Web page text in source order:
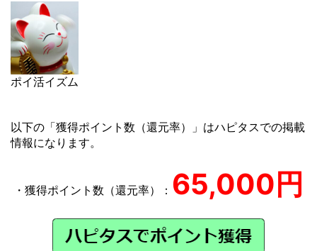
ポイ活イズム
以下の「獲得ポイント数（還元率）」はハピタスでの掲載
情報になります。
・獲得ポイント数（還元率）： 65,000円